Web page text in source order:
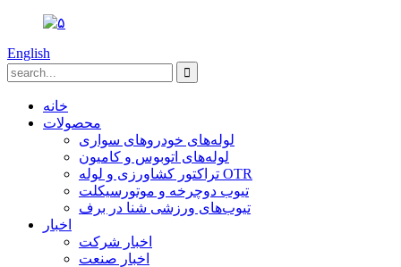
English
خانه
محصولات
لوله‌های خودروهای سواری
لوله‌های اتوبوس و کامیون
تراکتور کشاورزی و لوله OTR
تیوب دوچرخه و موتورسیکلت
تیوب‌های ورزشی شنا در برف
اخبار
اخبار شرکت
اخبار صنعت